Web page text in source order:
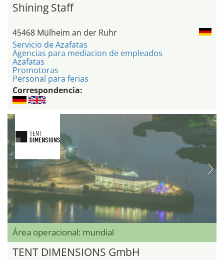
Shining Staff
45468 Mülheim an der Ruhr
Servicio de Azafatas
Agencias para mediacion de empleados
Azafatas
Promotoras
Personal para ferias
Correspondencia:
Área operacional: mundial
TENT DIMENSIONS GmbH